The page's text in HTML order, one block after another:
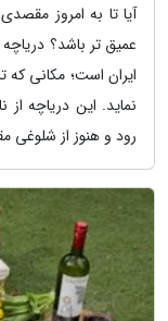
آیا تا به امروز
عمیق تر باشد؟
ایران است؛ مکانی
نماید. این دریاچه
رود و هنوز از شلوغی